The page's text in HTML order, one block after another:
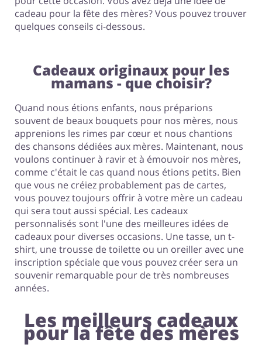
cadeau pour la fête des mères? Vous pouvez trouver
quelques conseils ci-dessous.
Cadeaux originaux pour les
mamans - que choisir?
Quand nous étions enfants, nous préparions
souvent de beaux bouquets pour nos mères, nous
apprenions les rimes par cœur et nous chantions
des chansons dédiées aux mères. Maintenant, nous
voulons continuer à ravir et à émouvoir nos mères,
comme c'était le cas quand nous étions petits. Bien
que vous ne créiez probablement pas de cartes,
vous pouvez toujours offrir à votre mère un cadeau
qui sera tout aussi spécial. Les cadeaux
personnalisés sont l'une des meilleures idées de
cadeaux pour diverses occasions. Une tasse, un t-
shirt, une trousse de toilette ou un oreiller avec une
inscription spéciale que vous pouvez créer sera un
souvenir remarquable pour de très nombreuses
années.
Les meilleurs cadeaux
pour la fête des mères